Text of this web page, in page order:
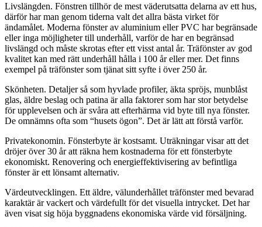
Livslängden. Fönstren tillhör de mest väderutsatta delarna av ett hus,
därför har man genom tiderna valt det allra bästa virket för
ändamålet. Moderna fönster av aluminium eller PVC har begränsade
eller inga möjligheter till underhåll, varför de har en begränsad
livslängd och måste skrotas efter ett visst antal år. Träfönster av god
kvalitet kan med rätt underhåll hålla i 100 år eller mer. Det finns
exempel på träfönster som tjänat sitt syfte i över 250 år.
Skönheten. Detaljer så som hyvlade profiler, äkta spröjs, munblåst
glas, äldre beslag och patina är alla faktorer som har stor betydelse
för upplevelsen och är svåra att efterhärma vid byte till nya fönster.
De omnämns ofta som “husets ögon”. Det är lätt att förstå varför.
Privatekonomin. Fönsterbyte är kostsamt. Uträkningar visar att det
dröjer över 30 år att räkna hem kostnaderna för ett fönsterbyte
ekonomiskt. Renovering och energieffektivisering av befintliga
fönster är ett lönsamt alternativ.
Värdeutvecklingen. Ett äldre, välunderhållet träfönster med bevarad
karaktär är vackert och värdefullt för det visuella intrycket. Det har
även visat sig höja byggnadens ekonomiska värde vid försäljning.